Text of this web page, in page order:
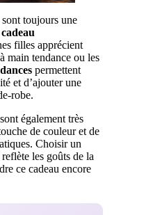
toujours une
cadeau
filles apprécient
main tendance ou les
permettent
et d’ajouter une
robe.
également très
de couleur et de
Choisir un
les goûts de la
ce cadeau encore